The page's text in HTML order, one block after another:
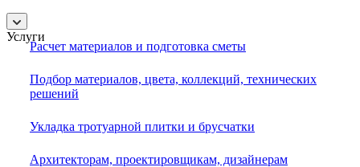
Услуги
Расчет материалов и подготовка сметы
Подбор материалов, цвета, коллекций, технических
решений
Укладка тротуарной плитки и брусчатки
Архитекторам, проектировщикам, дизайнерам